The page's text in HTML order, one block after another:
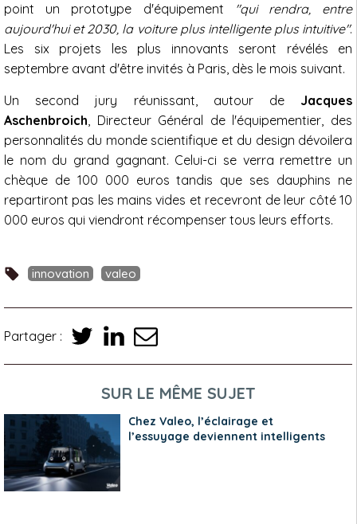
point un prototype d'équipement
"qui rendra, entre
aujourd'hui et 2030, la voiture plus intelligente plus intuitive".
Les six projets les plus innovants seront révélés en
septembre avant d'être invités à Paris, dès le mois suivant.
Un second jury réunissant, autour de Jacques
Aschenbroich, Directeur Général de l'équipementier, des
personnalités du monde scientifique et du design dévoilera
le nom du grand gagnant. Celui-ci se verra remettre un
chèque de 100 000 euros tandis que ses dauphins ne
repartiront pas les mains vides et recevront de leur côté 10
000 euros qui viendront récompenser tous leurs efforts.
innovation valeo
Partager :
SUR LE MÊME SUJET
Chez Valeo, l’éclairage et
l’essuyage deviennent intelligents